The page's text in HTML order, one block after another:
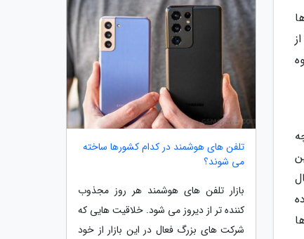
تلفن های هوشمند در کدام کشورها ساخته
می شوند؟
بازار تلفن های هوشمند هر روز مجذوب
کننده تر از دیروز می شود. خلاقیت هایی که
شرکت های بزرگ فعال در این بازار از خود